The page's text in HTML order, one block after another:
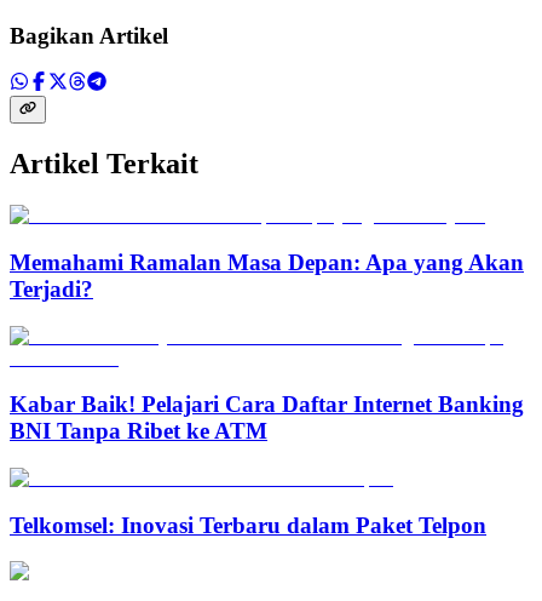
Bagikan Artikel
Artikel Terkait
Memahami Ramalan Masa Depan: Apa yang Akan
Terjadi?
Kabar Baik! Pelajari Cara Daftar Internet Banking
BNI Tanpa Ribet ke ATM
Telkomsel: Inovasi Terbaru dalam Paket Telpon